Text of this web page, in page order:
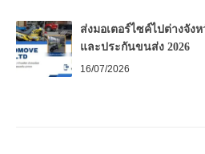
ส่งมอเตอร์ไซค์ไปต่างจัง
และประกันขนส่ง 2026
16/07/2026